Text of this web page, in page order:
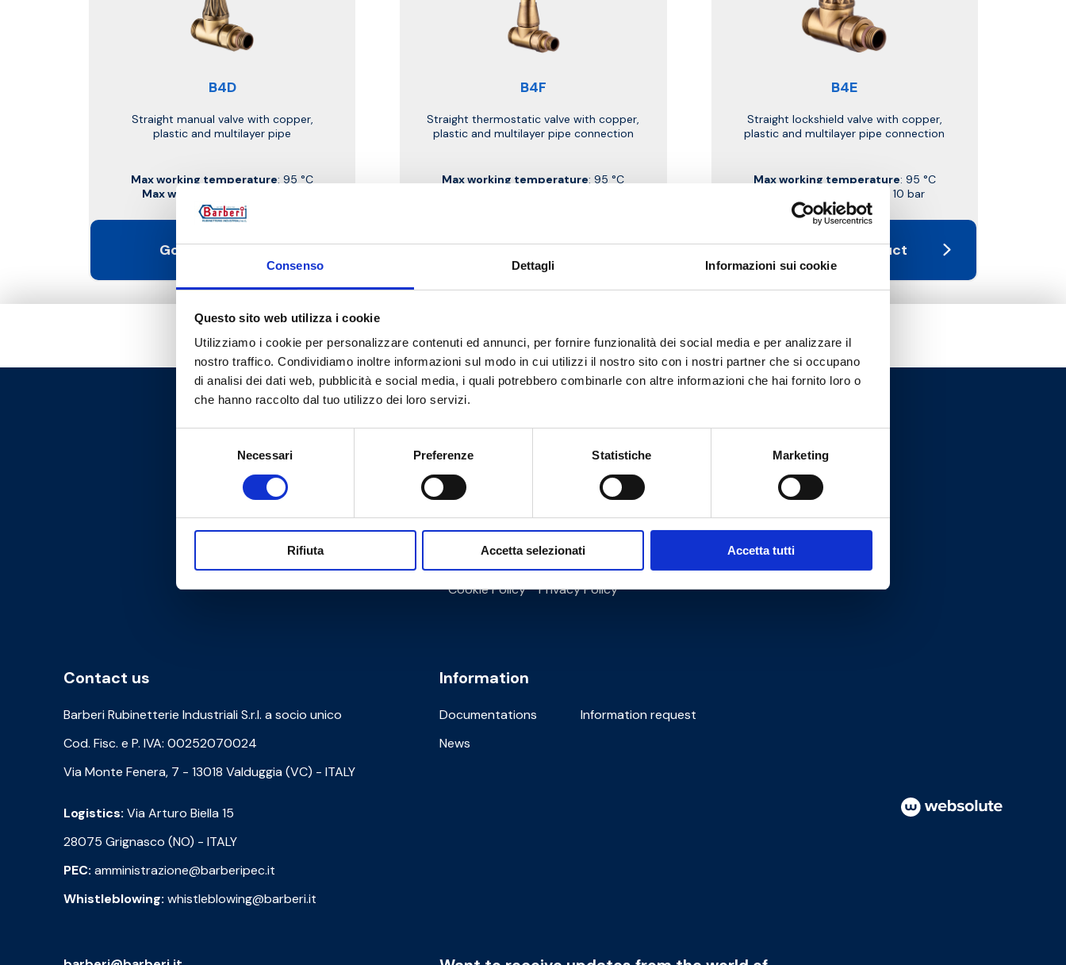
Consenso Dettagli Informazioni sui cookie
Questo sito web utilizza i cookie
Utilizziamo i cookie per personalizzare contenuti ed annunci, per fornire funzionalità dei social media e per analizzare il
nostro traffico. Condividiamo inoltre informazioni sul modo in cui utilizzi il nostro sito con i nostri partner che si occupano
di analisi dei dati web, pubblicità e social media, i quali potrebbero combinarle con altre informazioni che hai fornito loro o
che hanno raccolto dal tuo utilizzo dei loro servizi.
Necessari Preferenze Statistiche Marketing
Rifiuta Accetta selezionati Accetta tutti
B4D
Straight manual valve with copper,
plastic and multilayer pipe
Max working temperature: 95 °C
Max working pressure
Go to the product
B4F
Straight thermostatic valve with copper,
plastic and multilayer pipe connection
Max working temperature: 95 °C
Go to the product
B4E
Straight lockshield valve with copper,
plastic and multilayer pipe connection
Max working temperature: 95 °C
: 10 bar
Go to the product
Do you need help?
Cookie Policy Privacy Policy
Contact us
Barberi Rubinetterie Industriali S.r.l. a socio unico
Cod. Fisc. e P. IVA: 00252070024
Via Monte Fenera, 7 - 13018 Valduggia (VC) - ITALY
Logistics: Via Arturo Biella 15
28075 Grignasco (NO) - ITALY
PEC: amministrazione@barberipec.it
Whistleblowing: whistleblowing@barberi.it
Information
Documentations
Information request
News